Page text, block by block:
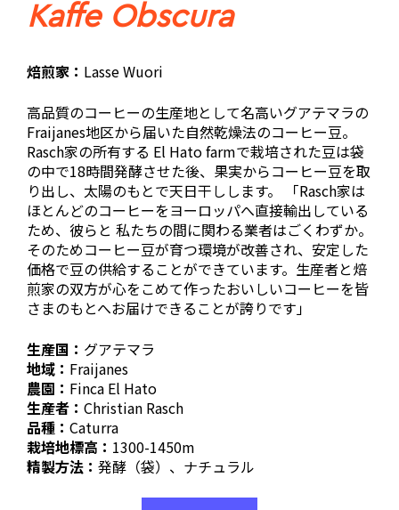
Kaffe Obscura
焙煎家： Lasse Wuori
高品質のコーヒーの生産地として名高いグアテマラの
Fraijanes地区から届いた自然乾燥法のコーヒー豆。
Rasch家の所有する El Hato farmで栽培された豆は袋
の中で18時間発酵させた後、果実からコーヒー豆を取
り出し、太陽のもとで天日干しします。 「Rasch家は
ほとんどのコーヒーをヨーロッパへ直接輸出している
ため、彼らと 私たちの間に関わる業者はごくわずか。
そのためコーヒー豆が育つ環境が改善され、安定した
価格で豆の供給することができています。生産者と焙
煎家の双方が心をこめて作ったおいしいコーヒーを皆
さまのもとへお届けできることが誇りです」
生産国： グアテマラ
地域： Fraijanes
農園： Finca El Hato
生産者： Christian Rasch
品種： Caturra
栽培地標高： 1300-1450m
精製方法： 発酵（袋）、ナチュラル